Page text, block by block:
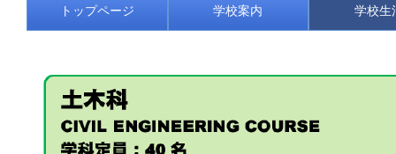
トップページ 学校案内 学校生